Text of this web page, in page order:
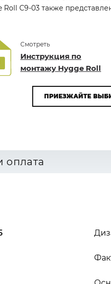
Roll C9-03 также
Смотреть
Инструкция по
монтажу Hygge Roll
ПРИЕЗЖАЙТЕ
оплата